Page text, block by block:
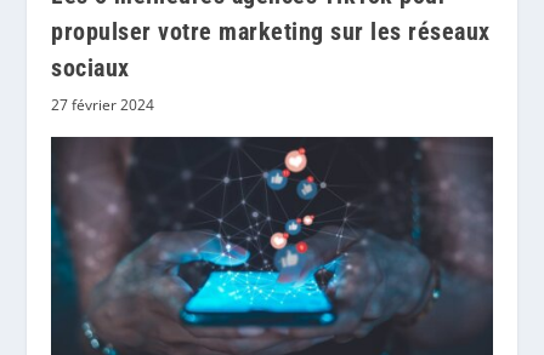
propulser votre marketing sur les réseaux
sociaux
27 février 2024